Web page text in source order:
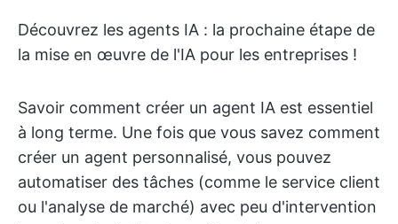
Découvrez les agents IA : la prochaine étape de
la mise en œuvre de l'IA pour les entreprises !
Savoir comment créer un agent IA est essentiel
à long terme. Une fois que vous savez comment
créer un agent personnalisé, vous pouvez
automatiser des tâches (comme le service client
ou l'analyse de marché) avec peu d'intervention